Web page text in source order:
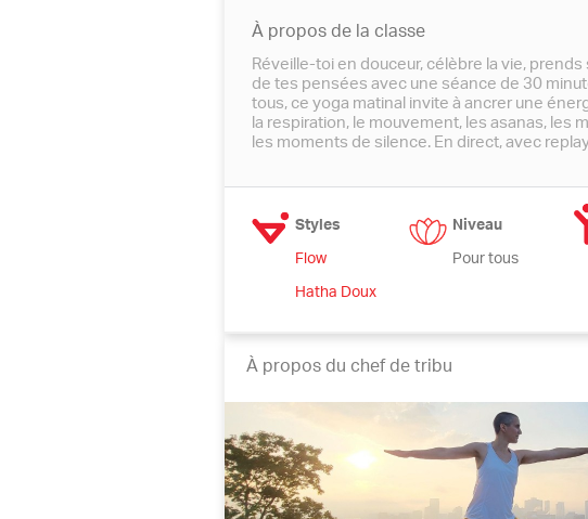
À propos de la classe
Réveille-toi en douceur, célèbre la vie,
de tes pensées avec une séance de 30
tous, ce yoga matinal invite à ancrer une
la respiration, le mouvement, les asanas, les
les moments de silence. En direct, avec
Styles
Flow
Hatha Doux
Niveau
Pour tous
À propos du chef de tribu